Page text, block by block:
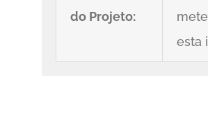
do Projeto:
esta